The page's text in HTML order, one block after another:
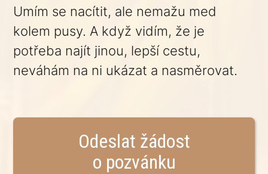
Umím se nacítit, ale nemažu med
kolem pusy. A když vidím, že je
potřeba najít jinou, lepší cestu,
neváhám na ni ukázat a nasměrovat.
Odeslat žádost
o pozvánku